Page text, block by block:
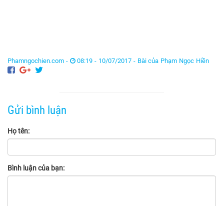
Phamngochien.com - 08:19 - 10/07/2017 - Bài của Phạm Ngọc Hiền
Gửi bình luận
Họ tên:
Bình luận của bạn: